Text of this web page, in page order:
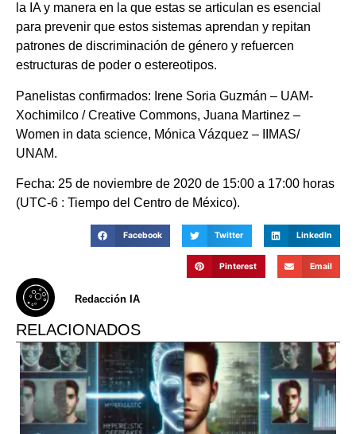
la IA y manera en la que estas se articulan es esencial
para prevenir que estos sistemas aprendan y repitan
patrones de discriminación de género y refuercen
estructuras de poder o estereotipos.
Panelistas confirmados: Irene Soria Guzmán – UAM-
Xochimilco / Creative Commons, Juana Martinez –
Women in data science, Mónica Vázquez – IIMAS/
UNAM.
Fecha: 25 de noviembre de 2020 de 15:00 a 17:00 horas
(UTC-6 : Tiempo del Centro de México).
Facebook Twitter LinkedIn
Pinterest Email
Redacción IA
RELACIONADOS